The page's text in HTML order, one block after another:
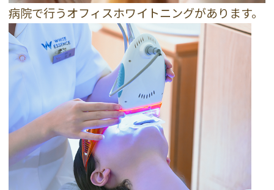
病院で行うオフィスホワイトニングがあります。